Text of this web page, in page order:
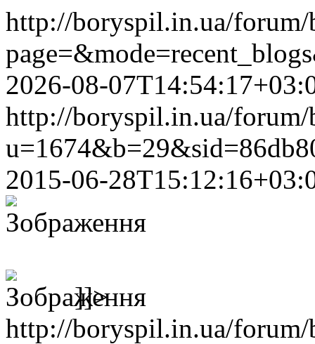
http://boryspil.in.ua/forum/
2026-08-
http://boryspil.in.ua/forum/
2015-06-
]]>
http://boryspil.in.ua/forum/